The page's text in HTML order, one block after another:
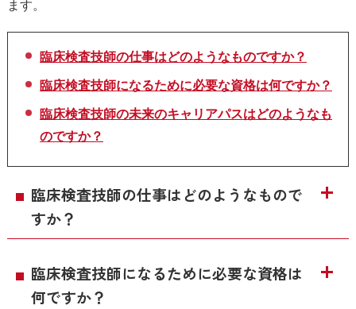
ます。
臨床検査技師の仕事はどのようなものですか？
臨床検査技師になるために必要な資格は何ですか？
臨床検査技師の未来のキャリアパスはどのようなも
のですか？
臨床検査技師の仕事はどのようなもので
すか？
臨床検査技師になるために必要な資格は
何ですか？